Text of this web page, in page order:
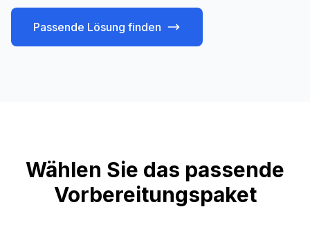
Passende Lösung finden
Wählen Sie das passende
Vorbereitungspaket